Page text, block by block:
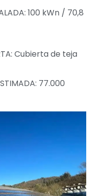
100 kWn / 70,8
Cubierta de teja
77.000